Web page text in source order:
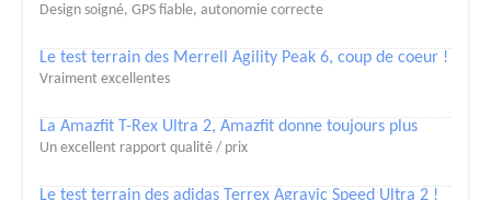
Design soigné, GPS fiable, autonomie correcte
Le test terrain des Merrell Agility Peak 6, coup de coeur !
Vraiment excellentes
La Amazfit T-Rex Ultra 2, Amazfit donne toujours plus
Un excellent rapport qualité / prix
Le test terrain des adidas Terrex Agravic Speed Ultra 2 !